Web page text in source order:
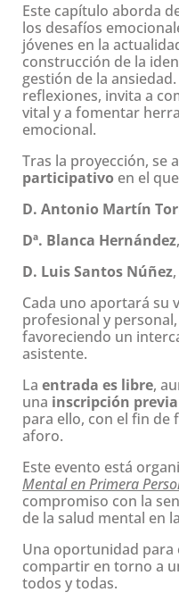
Este capítulo aborda
los desafíos
jóvenes en la
construcción de la
gestión de la
reflexiones, invita a
vital y a fomentar
emocional.
Tras la proyección, se
participativo en el
D. Antonio Martín
Dª. Blanca Hernández
D. Luis Santos Núñez
Cada uno aportará su
profesional y
favoreciendo un
asistente.
La entrada es libre,
una inscripción previa
para ello, con el fin de
aforo.
Este evento está
Mental en Primera
compromiso con la
de la salud mental en
Una oportunidad para
compartir en torno a
todos y todas.